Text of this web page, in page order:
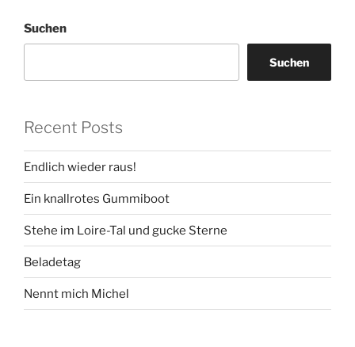
Suchen
Suchen
Recent Posts
Endlich wieder raus!
Ein knallrotes Gummiboot
Stehe im Loire-Tal und gucke Sterne
Beladetag
Nennt mich Michel